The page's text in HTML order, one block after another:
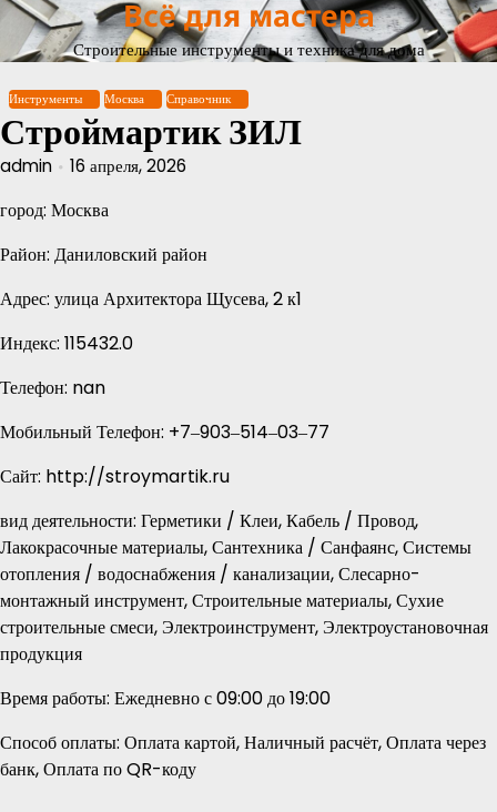
Перейти
содержимому
Всё для мастера
Строительные инструменты и техника для дома
Инструменты Москва Справочник
Строймартик ЗИЛ
admin 16 апреля, 2026
город: Москва
Район: Даниловский район
Адрес: улица Архитектора Щусева, 2 к1
Индекс: 115432.0
Телефон: nan
Мобильный Телефон: +7‒903‒514‒03‒77
Сайт: http://stroymartik.ru
вид деятельности: Герметики / Клеи, Кабель / Провод,
Лакокрасочные материалы, Сантехника / Санфаянс, Системы
отопления / водоснабжения / канализации, Слесарно-
монтажный инструмент, Строительные материалы, Сухие
строительные смеси, Электроинструмент, Электроустановочная
продукция
Время работы: Ежедневно с 09:00 до 19:00
Способ оплаты: Оплата картой, Наличный расчёт, Оплата через
банк, Оплата по QR-коду